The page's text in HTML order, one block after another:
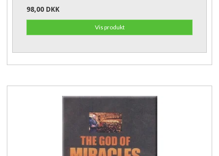
98,00 DKK
Vis produkt